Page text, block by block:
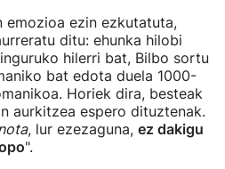
ezin ezkutatuta,
ditu: ehunka hilobi
hilerri bat, Bilbo sortu
bat edota duela 1000-
Horiek dira, besteak
aurkitzea espero dituztenak.
, lur ezezaguna, ez dakigu
".